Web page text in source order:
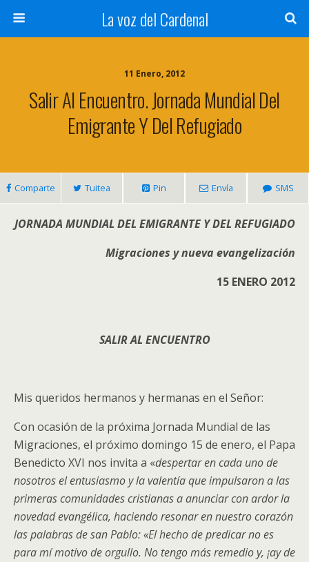
La voz del Cardenal
11 Enero, 2012
Salir Al Encuentro. Jornada Mundial Del
Emigrante Y Del Refugiado
Comparte Tuitea Pin Envía SMS
JORNADA MUNDIAL DEL EMIGRANTE Y DEL REFUGIADO
Migraciones y nueva evangelización
15 ENERO 2012
SALIR AL ENCUENTRO
Mis queridos hermanos y hermanas en el Señor:
Con ocasión de la próxima Jornada Mundial de las
Migraciones, el próximo domingo 15 de enero, el Papa
Benedicto XVI nos invita a «despertar en cada uno de
nosotros el entusiasmo y la valentía que impulsaron a las
primeras comunidades cristianas a anunciar con ardor la
novedad evangélica, haciendo resonar en nuestro corazón
las palabras de san Pablo: «El hecho de predicar no es
para mí motivo de orgullo. No tengo más remedio y, ¡ay de